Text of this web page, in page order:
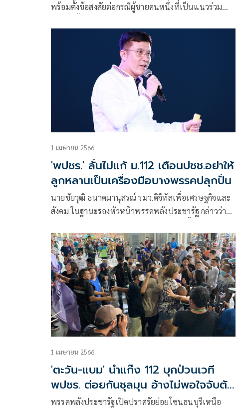
พร้อมตั้งข้อสงสัยต่อกรณีผู้ชายคนหนึ่งที่เป็นแนวร่วม
รัฐ นำโดย ทานตะวัน ตัวตุลานนท์ หรือ ตะวัน และ อร
วรรณ ภู่พงษ์ หรือ แบม ผู้ต้องหาคดี ม.112 ซึ่งเกิดเหตุ
ชุลมุนและชกต่อยเจ้าหน้าที่รักษาความปลอดภัย เมื่อวัน
ที่ 1 เมษายน 2566
1 เมษายน 2566
'พปชร.' ลั่นไม่แก้ ม.112 เตือนปชช.อย่าให้
ลูกหลานเป็นเครื่องมือบางพรรคปลุกปั่น
นายชัยวุฒิ ธนาคมานุสรณ์ รมว.ดิจิทัลเพื่อเศรษฐกิจและ
สังคม ในฐานะรองหัวหน้าพรรคพลังประชารัฐ กล่าวว่า
มันไปให้ได้ เราจะไม่ขัดแย้งกับใคร เพื่อให้บ้านเมืองสงบ
สุขและเดินหน้าไปข้างหน้า
1 เมษายน 2566
'ตะวัน-แบม' นำแก๊ง 112 บุกป่วนเวที
พปชร. ต่อยกันชุลมุน อ้างไม่พอใจจับตัว
พ่นสีกำแพงวัง
พรรคพลังประชารัฐเปิดปราศรัยย่อยโซนธนบุรีเหนือ